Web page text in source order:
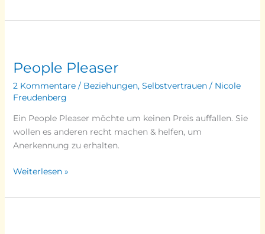
People Pleaser
2 Kommentare / Beziehungen, Selbstvertrauen/ Nicole
Freudenberg
Ein People Pleaser möchte um keinen Preis auffallen. Sie
wollen es anderen recht machen & helfen, um
Anerkennung zu erhalten.
Weiterlesen »